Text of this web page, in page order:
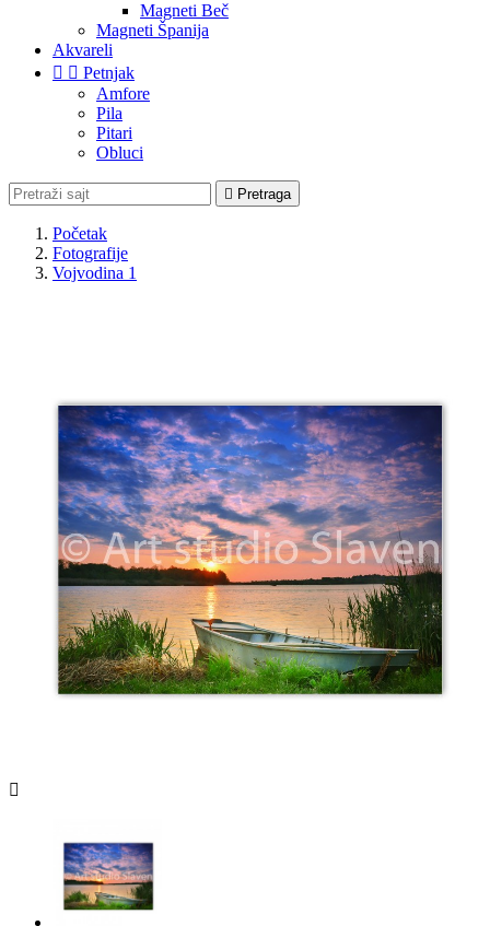
Magneti Beč
Magneti Španija
Akvareli
  Petnjak
Amfore
Pila
Pitari
Obluci
 Pretraga
Početak
Fotografije
Vojvodina 1
